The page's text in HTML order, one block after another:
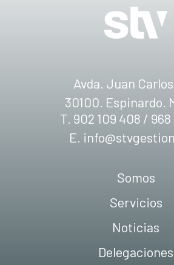
Avda. Juan
30100. Espinardo.
T. 902 109 408 / 968
E.
Somos
Servicios
Noticias
Delegaciones